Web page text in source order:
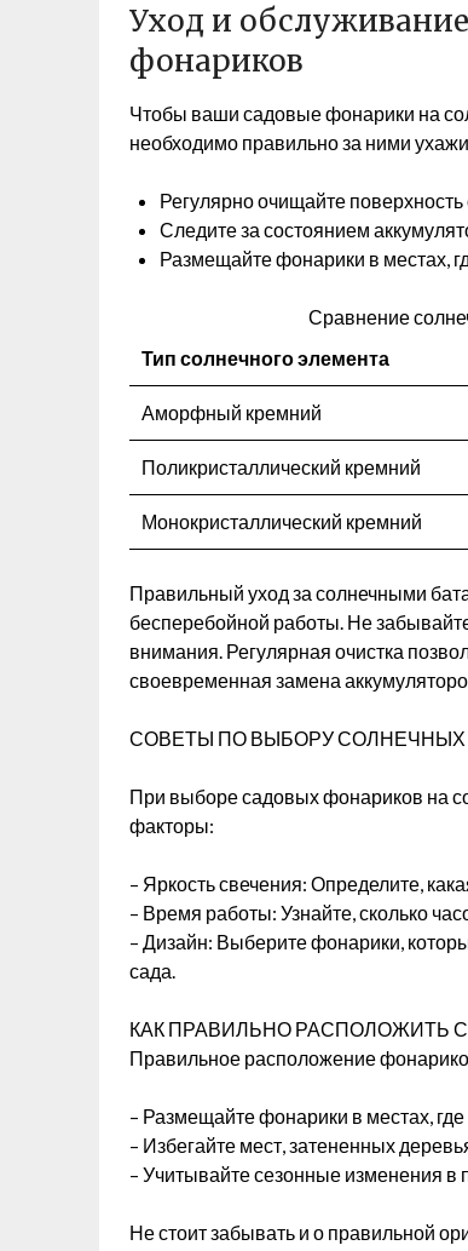
Уход и
фонариков
Чтобы ваши садовые фонарики на
необходимо правильно за ними
Регулярно очищайте
Следите за состоянием
Размещайте фонарики в местах,
Сравнение
Тип солнечного элемента
Аморфный кремний
Поликристаллический кремний
Монокристаллический кремний
Правильный уход за солнечными
бесперебойной работы. Не
внимания. Регулярная очистка
своевременная замена
СОВЕТЫ ПО ВЫБОРУ
При выборе садовых фонариков на
факторы:
– Яркость свечения: Определите,
– Время работы: Узнайте, сколько
– Дизайн: Выберите фонарики,
сада.
КАК ПРАВИЛЬНО РАСПОЛОЖИТЬ
Правильное расположение
– Размещайте фонарики в местах,
– Избегайте мест, затененных
– Учитывайте сезонные изменения в
Не стоит забывать и о правильной